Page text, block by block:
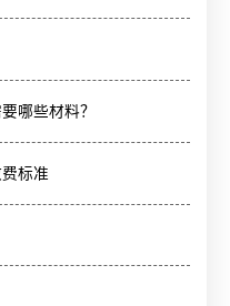
哪些材料？
标准